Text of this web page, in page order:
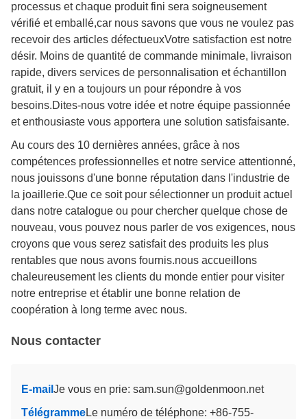
processus et chaque produit fini sera soigneusement
vérifié et emballé,car nous savons que vous ne voulez pas
recevoir des articles défectueuxVotre satisfaction est notre
désir. Moins de quantité de commande minimale, livraison
rapide, divers services de personnalisation et échantillon
gratuit, il y en a toujours un pour répondre à vos
besoins.Dites-nous votre idée et notre équipe passionnée
et enthousiaste vous apportera une solution satisfaisante.
Au cours des 10 dernières années, grâce à nos
compétences professionnelles et notre service attentionné,
nous jouissons d'une bonne réputation dans l'industrie de
la joaillerie.Que ce soit pour sélectionner un produit actuel
dans notre catalogue ou pour chercher quelque chose de
nouveau, vous pouvez nous parler de vos exigences, nous
croyons que vous serez satisfait des produits les plus
rentables que nous avons fournis.nous accueillons
chaleureusement les clients du monde entier pour visiter
notre entreprise et établir une bonne relation de
coopération à long terme avec nous.
Nous contacter
E-mail Je vous en prie: sam.sun@goldenmoon.net
TélégrammeLe numéro de téléphone: +86-755-